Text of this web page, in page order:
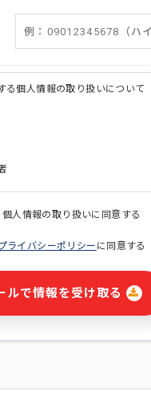
る個人情報の取り扱いについて
送付のため
ービスに関連する情報(当社及び
配信・宣伝を含みますが、それ
に関する連絡のため
個人情報の取り扱いに同意する
ライバシーポリシー に同意する
ルで情報を受け取る